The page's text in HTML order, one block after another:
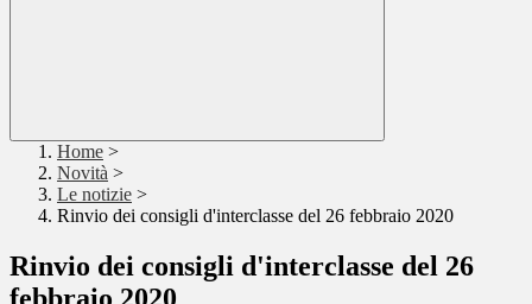
Home >
Novità >
Le notizie >
Rinvio dei consigli d'interclasse del 26 febbraio 2020
Rinvio dei consigli d'interclasse del 26